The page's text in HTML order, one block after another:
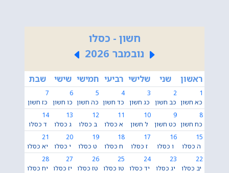
חשון - כסלו
נובמבר 2026
ראשון שני שלישי רביעי חמישי שישי שבת
1
כא חשון
2
כב חשון
3
כג חשון
4
כד חשון
5
כה חשון
6
כו חשון
7
כז חשון
8
כח חשון
9
כט חשון
10
ל חשון
11
א כסלו
12
ב כסלו
13
ג כסלו
14
ד כסלו
15
ה כסלו
16
ו כסלו
17
ז כסלו
18
ח כסלו
19
ט כסלו
20
י כסלו
21
יא כסלו
22
יב כסלו
23
יג כסלו
24
יד כסלו
25
טו כסלו
26
טז כסלו
27
יז כסלו
28
יח כסלו